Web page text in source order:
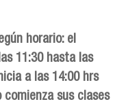
horario: el
11:30 hasta las
a las 14:00 hrs
comienza sus clases